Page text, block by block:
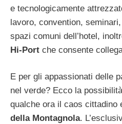
e tecnologicamente
lavoro, convention,
spazi comuni dell’hotel,
Hi-Port che consente
E per gli appassionati delle
nel verde? Ecco la
qualche ora il caos cittadino
della Montagnola.